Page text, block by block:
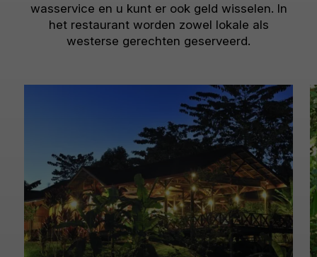
wasservice en u kunt er ook geld wisselen. In
het restaurant worden zowel lokale als
westerse gerechten geserveerd.